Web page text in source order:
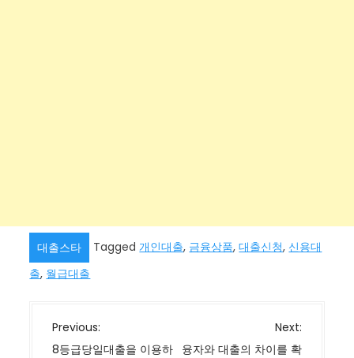
대출스타 Tagged개인대출, 금융상품,대출신청, 신용대
출, 월급대출
글
탐
Previous:
8등급당일대출을 이용하
Next:
융자와 대출의 차이를 확